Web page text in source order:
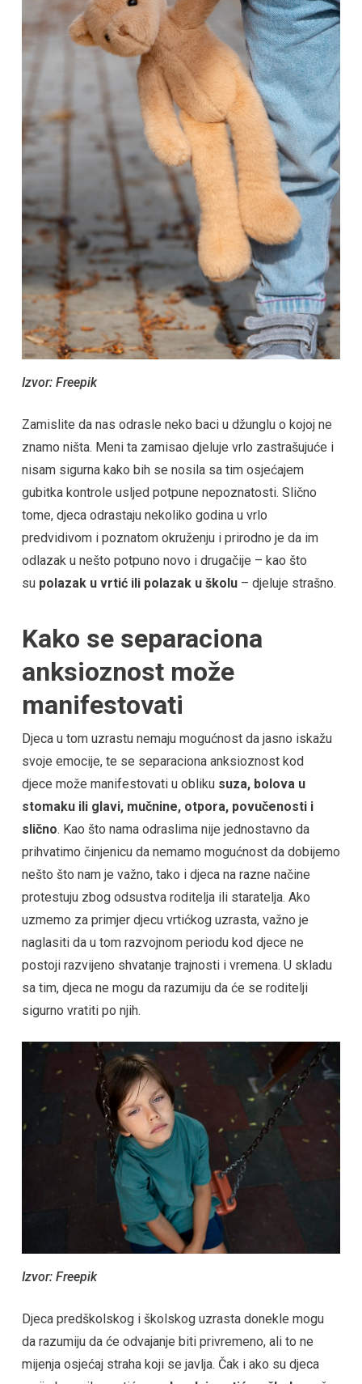
Izvor: Freepik
Zamislite da nas odrasle neko baci u džunglu o kojoj ne
znamo ništa. Meni ta zamisao djeluje vrlo zastrašujuće i
nisam sigurna kako bih se nosila sa tim osjećajem
gubitka kontrole usljed potpune nepoznatosti. Slično
tome, djeca odrastaju nekoliko godina u vrlo
predvidivom i poznatom okruženju i prirodno je da im
odlazak u nešto potpuno novo i drugačije – kao što
su polazak u vrtić ili polazak u školu– djeluje strašno.
Kako se separaciona
anksioznost može
manifestovati
Djeca u tom uzrastu nemaju mogućnost da jasno iskažu
svoje emocije, te se separaciona anksioznost kod
djece može manifestovati u obliku suza, bolova u
stomaku ili glavi, mučnine, otpora, povučenosti i
slično. Kao što nama odraslima nije jednostavno da
prihvatimo činjenicu da nemamo mogućnost da dobijemo
nešto što nam je važno, tako i djeca na razne načine
protestuju zbog odsustva roditelja ili staratelja. Ako
uzmemo za primjer djecu vrtićkog uzrasta, važno je
naglasiti da u tom razvojnom periodu kod djece ne
postoji razvijeno shvatanje trajnosti i vremena. U skladu
sa tim, djeca ne mogu da razumiju da će se roditelji
sigurno vratiti po njih.
Izvor: Freepik
Djeca predškolskog i školskog uzrasta donekle mogu
da razumiju da će odvajanje biti privremeno, ali to ne
mijenja osjećaj straha koji se javlja. Čak i ako su djeca